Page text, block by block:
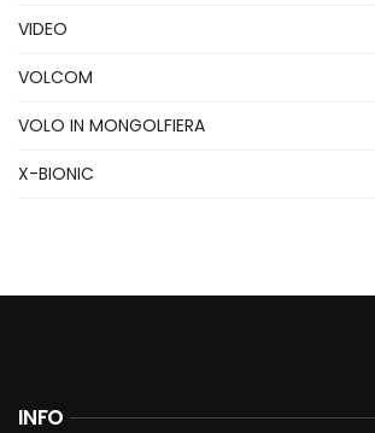
VIDEO
VOLCOM
VOLO IN MONGOLFIERA
X-BIONIC
INFO